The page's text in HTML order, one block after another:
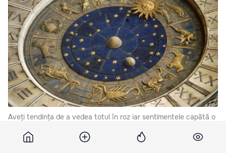
Aveți tendința de a vedea totul în roz iar sentimentele capătă o